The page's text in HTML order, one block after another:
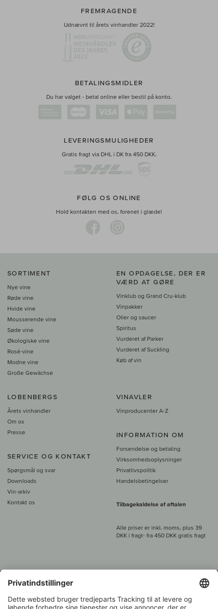
FREMRAGENDE
Udnævnt til årets vinhandler 2022!
BETALINGSMIDLER
Du har valget - betal online eller bestil på konto.
LEVERINGSMULIGHEDER
Gratis fragt via DHL i DK fra 450 DKK.
FØLG OS ONLINE
Hold kontakten med os, forenet i glæde!
SORTIMENT
Nye vine
Røde vine
Hvide vine
Mousserende vine
Søde vine
Økologiske vine
Rosé-vine
Modne vine
Große Gewächse
EN OPDAGELSE, DER ER
VÆRD AT GØRE
Vinklub og Grand Cru-klub
Vinpakker
Olier og saucer
Spiritus
Vurderet af Parker
Vurderet af Suckling
Køb af vin
LOBENBERGS
Årets vinhandler
Om os
Presse
SERVICE OG KONTAKT
Spørgsmål og svar
Downloads
Vin-arkiv
Kontakt os
VINAVLER
Vinproducenter A-Z
INFORMATION OM
Forsendelse og betaling
Virksomhedsoplysninger
Privatlivspolitik
Handelsbetingelser
Tilbagekaldelse af aftalen
Alle priser er inkl. moms, plus 39
DKK i fragt- fra 450 DKK gratis fragt
Kundeservice:
+49 421 696 797-0